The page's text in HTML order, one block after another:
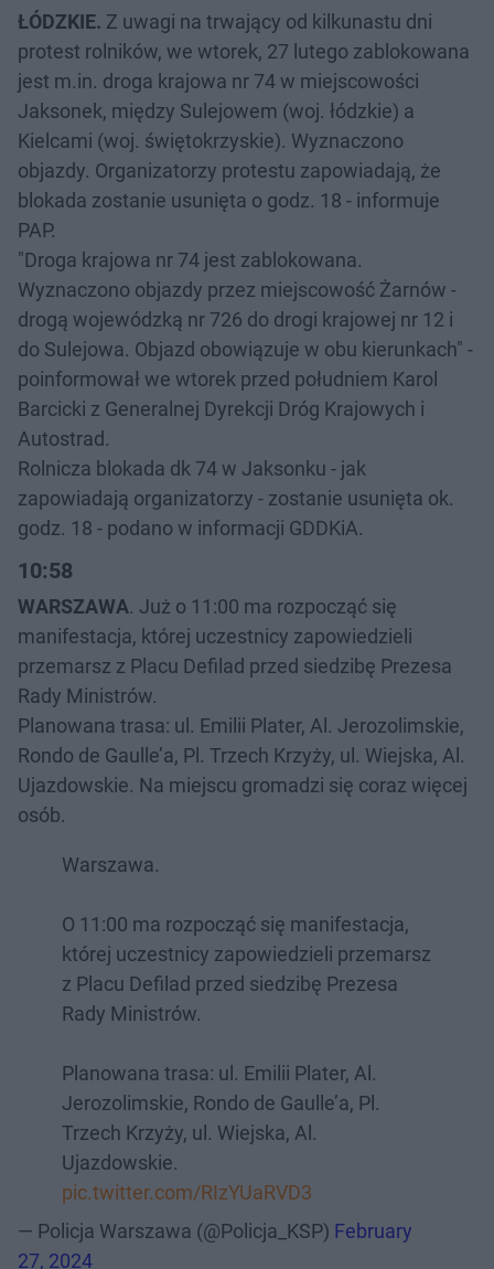
ŁÓDZKIE. Z uwagi na trwający od kilkunastu dni
protest rolników, we wtorek, 27 lutego zablokowana
jest m.in. droga krajowa nr 74 w miejscowości
Jaksonek, między Sulejowem (woj. łódzkie) a
Kielcami (woj. świętokrzyskie). Wyznaczono
objazdy. Organizatorzy protestu zapowiadają, że
blokada zostanie usunięta o godz. 18 - informuje
PAP.
"Droga krajowa nr 74 jest zablokowana.
Wyznaczono objazdy przez miejscowość Żarnów -
drogą wojewódzką nr 726 do drogi krajowej nr 12 i
do Sulejowa. Objazd obowiązuje w obu kierunkach" -
poinformował we wtorek przed południem Karol
Barcicki z Generalnej Dyrekcji Dróg Krajowych i
Autostrad.
Rolnicza blokada dk 74 w Jaksonku - jak
zapowiadają organizatorzy - zostanie usunięta ok.
godz. 18 - podano w informacji GDDKiA.
10:58
WARSZAWA. Już o 11:00 ma rozpocząć się
manifestacja, której uczestnicy zapowiedzieli
przemarsz z Placu Defilad przed siedzibę Prezesa
Rady Ministrów.
Planowana trasa: ul. Emilii Plater, Al. Jerozolimskie,
Rondo de Gaulle’a, Pl. Trzech Krzyży, ul. Wiejska, Al.
Ujazdowskie. Na miejscu gromadzi się coraz więcej
osób.
Warszawa.
O 11:00 ma rozpocząć się manifestacja,
której uczestnicy zapowiedzieli przemarsz
z Placu Defilad przed siedzibę Prezesa
Rady Ministrów.
Planowana trasa: ul. Emilii Plater, Al.
Jerozolimskie, Rondo de Gaulle’a, Pl.
Trzech Krzyży, ul. Wiejska, Al.
Ujazdowskie.
pic.twitter.com/RIzYUaRVD3
— Policja Warszawa (@Policja_KSP) February
27, 2024